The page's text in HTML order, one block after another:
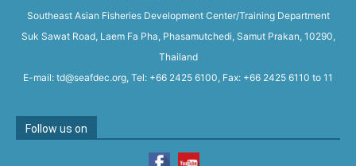
Southeast Asian Fisheries Development Center/Training Department
Suk Sawat Road, Laem Fa Pha, Phasamutchedi, Samut Prakan, 10290,
Thailand
E-mail: td@seafdec.org, Tel: +66 2425 6100, Fax: +66 2425 6110 to 11
Follow us on